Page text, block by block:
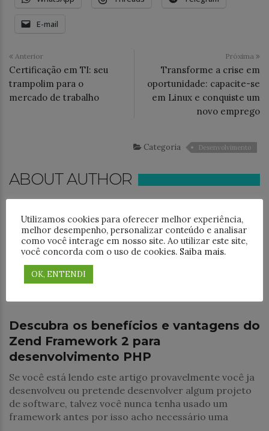
E-mail
Anterior
Certificação em TI: seu
trampolim para o
mercado de trabalho
Próxima
Transforme a crise em
oportunidade: capacite-se
em Linux e conquiste um
novo emprego
Categoria Desenvolvimento
ABOUT AUTHOR
View all posts by this author →
VOCÊ PODE GOSTAR TAMBÉM
Descubra os benefícios e vantagens do
Zend Framework 2 para
desenvolvimento PHP
Se você está lendo este artigo provavelmente você ja
desenvolveu ou pretende desenvolver algum projeto
de software, talvez você nunca tenha usado um
framework antes por isso acho necessário uma
Utilizamos cookies para oferecer melhor experiência,
melhor desempenho, personalizar conteúdo e analisar
como você interage em nosso site. Ao utilizar este site,
você concorda com o uso de cookies. Saiba mais.
OK, ENTENDI